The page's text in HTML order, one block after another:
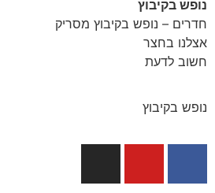
נופש בקיבוץ
חדרים – נופש בקיבוץ מסריק
אצלנו בחצר
חשוב לדעת
נופש בקיבוץ